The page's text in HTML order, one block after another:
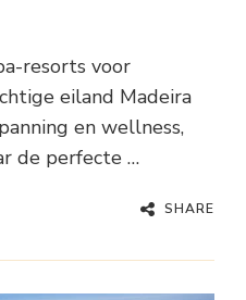
resorts voor
eiland Madeira
en wellness,
de perfecte …
SHARE